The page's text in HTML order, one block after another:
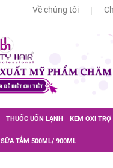
Về chúng tôi
THUỐC UỐN LẠNH KEM OXI
SỮA TẮM 500ML/ 900ML